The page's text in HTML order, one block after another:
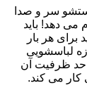
سر و صدا
می دهد! باید
هر بار
لباسشویی
حد ظرفیت آن
می کند.